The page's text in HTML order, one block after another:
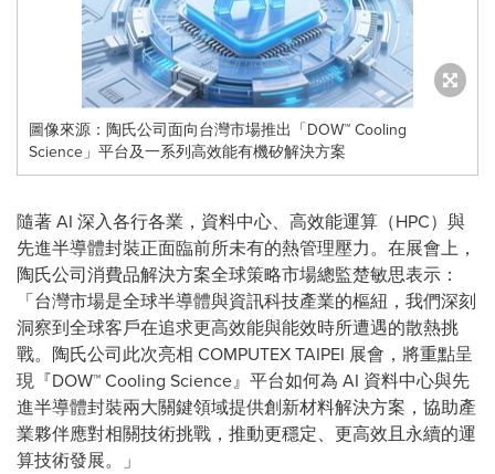
圖像來源：陶氏公司面向台灣市場推出「DOW™ Cooling
Science」平台及一系列高效能有機矽解決方案
隨著 AI 深入各行各業，資料中心、高效能運算（HPC）與
先進半導體封裝正面臨前所未有的熱管理壓力。在展會上，
陶氏公司消費品解決方案全球策略市場總監楚敏思表示：
「台灣市場是全球半導體與資訊科技產業的樞紐，我們深刻
洞察到全球客戶在追求更高效能與能效時所遭遇的散熱挑
戰。陶氏公司此次亮相 COMPUTEX TAIPEI 展會，將重點呈
現『DOW™ Cooling Science』平台如何為 AI 資料中心與先
進半導體封裝兩大關鍵領域提供創新材料解決方案，協助產
業夥伴應對相關技術挑戰，推動更穩定、更高效且永續的運
算技術發展。」